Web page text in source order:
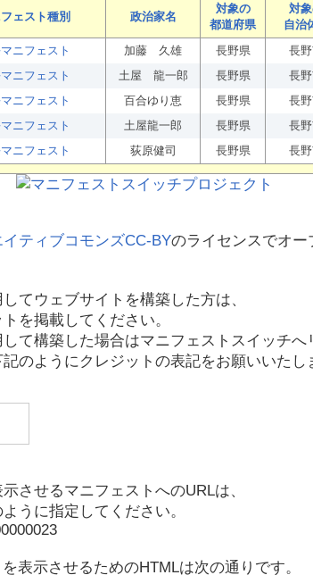
ェスト種別 政治家名
対象の
都道府県
対
自治
ニフェスト 加藤 久雄 長野県 長
ニフェスト 土屋 龍一郎 長野県 長
ニフェスト 百合ゆり恵 長野県 長
ニフェスト 土屋龍一郎 長野県 長
ニフェスト 荻原健司 長野県 長
イティブコモンズCC-BYのライセンスでオ
てウェブサイトを構築した方は、
を掲載してください。
て構築した場合はマニフェストスイッチへ
のようにクレジットの表記をお願いいたし
させるマニフェストへのURLは、
うに指定してください。
表示させるためのHTMLは次の通りです。